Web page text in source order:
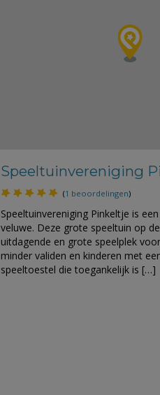
Speeltuinvereniging
(1 beoordelingen)
Speeltuinvereniging Pinkeltje is
veluwe. Deze grote speeltuin op
uitdagende en grote speelplek
minder validen en kinderen met
speeltoestel die toegankelijk is […]